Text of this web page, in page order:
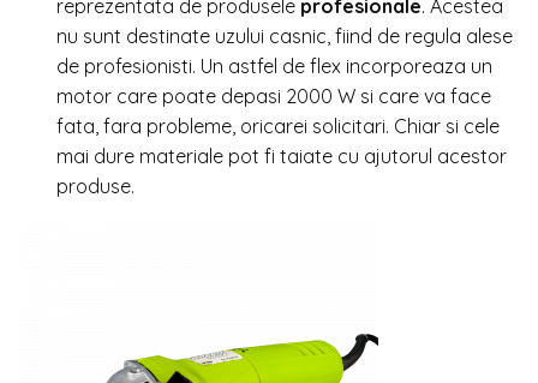
reprezentata de produsele profesionale. Acestea
nu sunt destinate uzului casnic, fiind de regula alese
de profesionisti. Un astfel de flex incorporeaza un
motor care poate depasi 2000 W si care va face
fata, fara probleme, oricarei solicitari. Chiar si cele
mai dure materiale pot fi taiate cu ajutorul acestor
produse.